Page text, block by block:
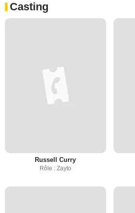
Casting
Russell Curry
Rôle : Zayto